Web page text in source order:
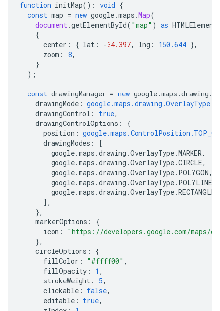
function initMap() : void {
const map = new google.maps .Map(
document.getElementById( "map" ) as HTMLElement
{
center : { lat : -34.397, lng : 150.644 },
zoom : 8,
}
);
const drawingManager = new google.maps .drawing .
drawingMode :
drawingControl : true,
drawingControlOptions :
{
position :
drawingModes :
[
google.maps .drawing .OverlayType.MARKER,
google.maps .drawing .OverlayType.CIRCLE,
google.maps .drawing .OverlayType. POLYGON,
google.maps .drawing .OverlayType. POLYLINE
google.maps .drawing .OverlayType.RECTANGLE
],
},
markerOptions :
{
icon :
"https://developers.google.com/maps/
},
circleOptions :
{
fillColor : "#ffff00" ,
fillOpacity : 1 ,
strokeWeight : 5,
clickable : false,
editable : true,